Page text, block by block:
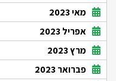
מאי 2023
אפריל 2023
מרץ 2023
פברואר 2023